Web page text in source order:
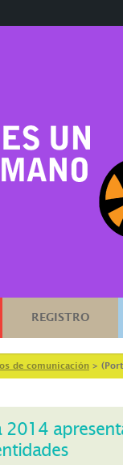
REGISTRO
de comunicación >
2014